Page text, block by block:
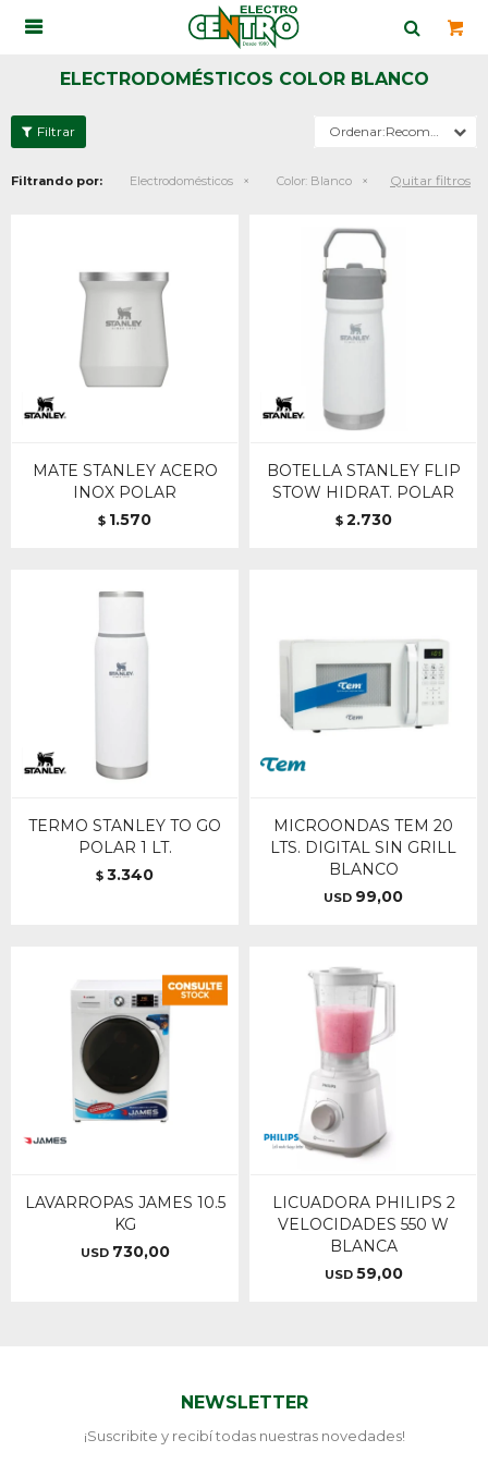

ELECTRODOMÉSTICOS COLOR BLANCO
Recomendados
Filtrando por: Electrodomésticos Color: Blanco Quitar filtros
MATE STANLEY ACERO
INOX POLAR
$ 1.570
BOTELLA STANLEY FLIP
STOW HIDRAT. POLAR
$ 2.730
TERMO STANLEY TO GO
POLAR 1 LT.
$ 3.340
MICROONDAS TEM 20
LTS. DIGITAL SIN GRILL
BLANCO
USD 99,00
LAVARROPAS JAMES 10.5
KG
USD 730,00
LICUADORA PHILIPS 2
VELOCIDADES 550 W
BLANCA
USD 59,00
NEWSLETTER
¡Suscribite y recibí todas nuestras novedades!